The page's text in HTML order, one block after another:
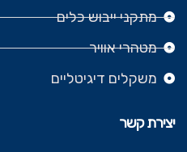
מתקני ייבוש כלים
מטהרי אוויר
משקלים דיגיטליים
יצירת קשר